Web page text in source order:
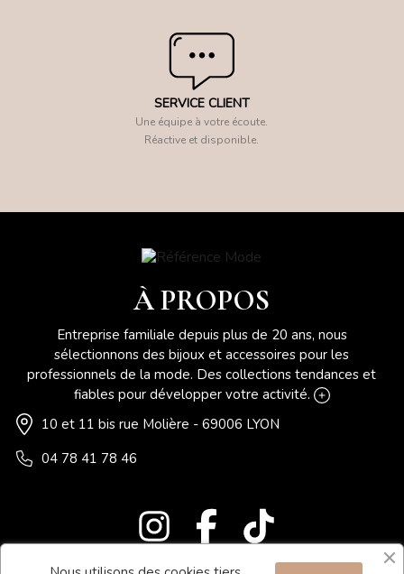
SERVICE CLIENT
Une équipe à votre écoute.
Réactive et disponible.
À PROPOS
Entreprise familiale depuis plus de 20 ans, nous
sélectionnons des bijoux et accessoires pour les
professionnels de la mode. Des collections tendances et
fiables pour développer votre activité.
10 et 11 bis rue Molière - 69006 LYON
04 78 41 78 46